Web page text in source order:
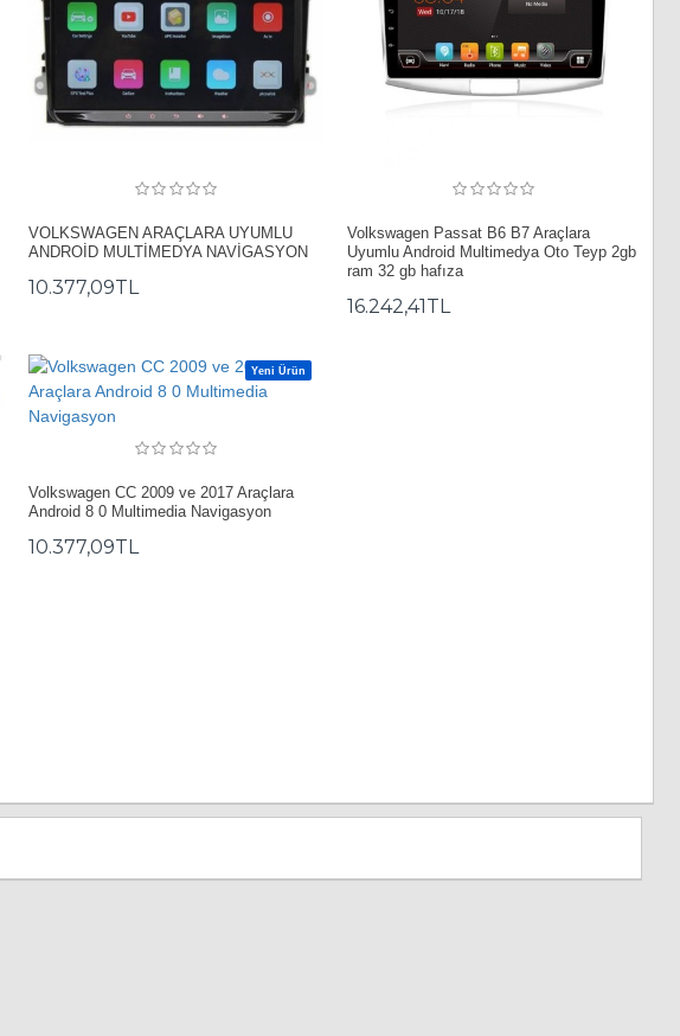
VOLKSWAGEN ARAÇLARA UYUMLU
ANDROİD MULTİMEDYA NAVİGASYON
10.377,09TL
Volkswagen Passat B6 B7 Araçlara
Uyumlu Android Multimedya Oto Teyp 2gb
ram 32 gb hafıza
16.242,41TL
Yeni Ürün
Volkswagen CC 2009 ve 2017 Araçlara
Android 8 0 Multimedia Navigasyon
10.377,09TL